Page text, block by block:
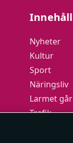
Innehåll
Nyheter
Kultur
Sport
Näringsliv
Larmet går
Trafik